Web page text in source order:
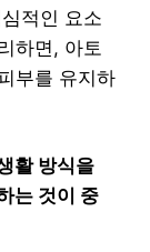
적인 요소
하면, 아토
부를 유지하
활 방식을
는 것이 중